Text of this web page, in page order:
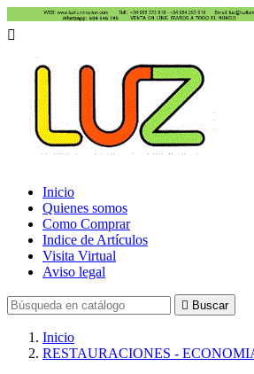

Inicio
Quienes somos
Como Comprar
Indice de Artículos
Visita Virtual
Aviso legal
 Buscar
Inicio
RESTAURACIONES -